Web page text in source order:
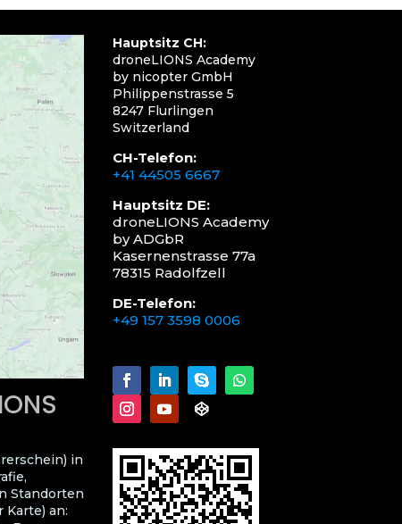
in
Standorten
an:
Hauptsitz CH:
droneLIONS Academy
by nicopter GmbH
Philippenstrasse 5
8247 Flurlingen
Switzerland
CH-Telefon:
+41 44505 6667
Hauptsitz DE:
droneLIONS Academy
by ADGbR
Kasernenstrasse 77a
78315 Radolfzell
DE-Telefon:
+49 157 3598 0006